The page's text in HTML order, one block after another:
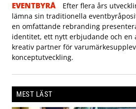
EVENTBYRÅ
Efter flera års
lämna sin traditionella
en omfattande rebranding
identitet, ett nytt erbjudande och en
kreativ partner för
konceptutveckling.
MEST LÄST